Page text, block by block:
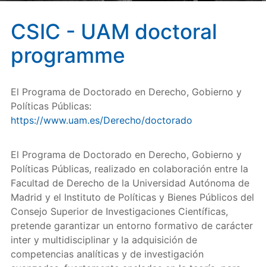
CSIC - UAM doctoral
programme
El Programa de Doctorado en Derecho, Gobierno y
Políticas Públicas:
https://www.uam.es/Derecho/doctorado
El Programa de Doctorado en Derecho, Gobierno y
Políticas Públicas, realizado en colaboración entre la
Facultad de Derecho de la Universidad Autónoma de
Madrid y el Instituto de Políticas y Bienes Públicos del
Consejo Superior de Investigaciones Científicas,
pretende garantizar un entorno formativo de carácter
inter y multidisciplinar y la adquisición de
competencias analíticas y de investigación